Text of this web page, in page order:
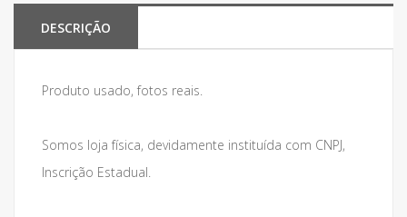
DESCRIÇÃO
Produto usado, fotos reais.
Somos loja física, devidamente instituída com CNPJ,
Inscrição Estadual.